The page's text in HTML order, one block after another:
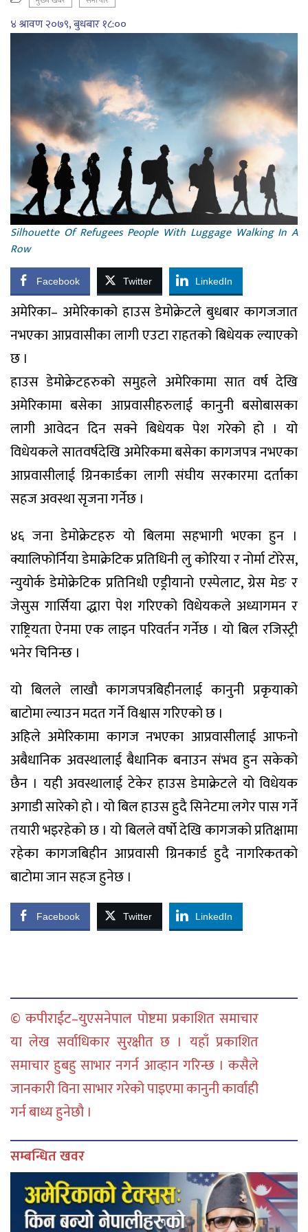
४ श्रावण २०७९, बुधबार १८:००
Silhouette Of Refugees People With Luggage Walking In A
Row
Facebook Twitter LinkedIn
अमेरिका– अमेरिकाको हाउस डेमोक्रेटले बुधबार कागजजात
नभएका आप्रवासीका लागी एउटा राहतको बिधेयक ल्याएको
छ ।
हाउस डेमोक्रेटहरुको समुहले अमेरिकामा सात वर्ष देखि
अमेरिकामा बसेका आप्रवासीहरुलाई कानुनी बसोबासका
लागी आवेदन दिन सक्ने बिधेयक पेश गरेको हो । यो
विधेयकले सातवर्षदेखि अमेरिकमा बसेका कागजपत्र नभएका
आप्रवासीलाई ग्रिनकार्डका लागी संघीय सरकारमा दर्ताका
सहज अवस्था सृजना गर्नेछ ।
४६ जना डेमोक्रेटहरु यो बिलमा सहभागी भएका हुन ।
क्यालिफोर्निया डेमाक्रेटिक प्रतिधिनी लु कोरिया र नोर्मा टोरेस,
न्युयोर्क डेमोक्रेटिक प्रतिनिधी एड्रीयानो एस्पेलाट, ग्रेस मेङ र
जेसुस गार्सिया द्धारा पेश गरिएको विधेयकले अध्यागमन र
राष्ट्रियता ऐनमा एक लाइन परिवर्तन गर्नेछ । यो बिल रजिस्ट्री
भनेर चिनिन्छ ।
यो बिलले लाखौ कागजपत्रबिहीनलाई कानुनी प्रकृयाको
बाटोमा ल्याउन मदत गर्ने विश्वास गरिएको छ ।
अहिले अमेरिकामा कागज नभएका आप्रवासीलाई आफनो
अबैधानिक अवस्थालाई बैधानिक बनाउन संभव हुन सकेको
छैन । यही अवस्थालाई टेकेर हाउस डेमाक्रेटले यो विधेयक
अगाडी सारेको हो । यो बिल हाउस हुदै सिनेटमा लगेर पास गर्ने
तयारी भइरहेको छ । यो बिलले वर्षो देखि कागजको प्रतिक्षामा
रहेका कागजबिहीन आप्रवासी ग्रिनकार्ड हुदै नागरिकतको
बाटोमा जान सहज हुनेछ ।
Facebook Twitter LinkedIn
© कपीराईट–युएसनेपाल पोष्टमा प्रकाशित समाचार
या लेख सर्वाधिकार सुरक्षीत छ । यहाँ प्रकाशित
समाचार हुबहु साभार नगर्न आव्हान गरिन्छ । कसैले
जानकारी विना साभार गरेको पाइएमा कानुनी कार्वाही
गर्न बाध्य हुनेछौ ।
सम्बन्धित खवर